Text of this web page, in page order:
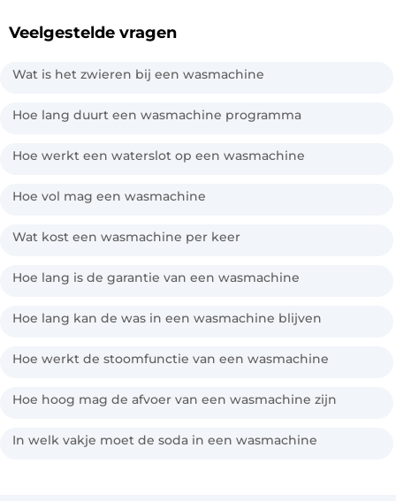
Veelgestelde vragen
Wat is het zwieren bij een wasmachine
Hoe lang duurt een wasmachine programma
Hoe werkt een waterslot op een wasmachine
Hoe vol mag een wasmachine
Wat kost een wasmachine per keer
Hoe lang is de garantie van een wasmachine
Hoe lang kan de was in een wasmachine blijven
Hoe werkt de stoomfunctie van een wasmachine
Hoe hoog mag de afvoer van een wasmachine zijn
In welk vakje moet de soda in een wasmachine